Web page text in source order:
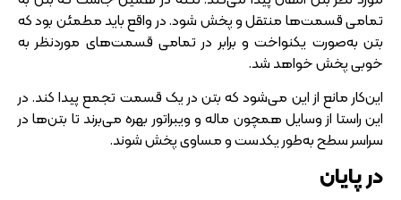
تمامی قسمت‌ها منتقل و پخش شود. در واقع باید مطمئن بود که
بتن به‌صورت یکنواخت و برابر در تمامی قسمت‌های موردنظر به
خوبی پخش خواهد شد.
این‌کار مانع از این می‌شود که بتن در یک قسمت تجمع پیدا کند. در
این راستا از وسایل همچون ماله و ویبراتور بهره می‌برند تا بتن‌ها در
سراسر سطح به‌طور یکدست و مساوی پخش شوند.
در پایان